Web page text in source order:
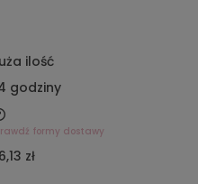
ilość
godziny
formy dostawy
zł